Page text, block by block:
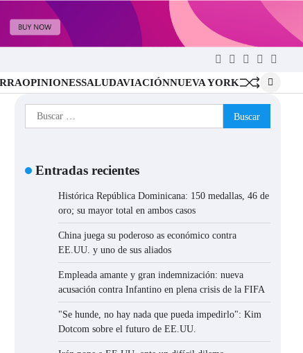
Twitter
Facebook
LinkedIn
Instagram
OPINIONESSALUDAVIACIÓNNUEVA YORK
Buscar:
Entradas recientes
Histórica República Dominicana: 150 medallas, 46 de
oro; su mayor total en ambos casos
China juega su poderoso as económico contra
EE.UU. y uno de sus aliados
Empleada amante y gran indemnización: nueva
acusación contra Infantino en plena crisis de la FIFA
"Se hunde, no hay nada que pueda impedirlo": Kim
Dotcom sobre el futuro de EE.UU.